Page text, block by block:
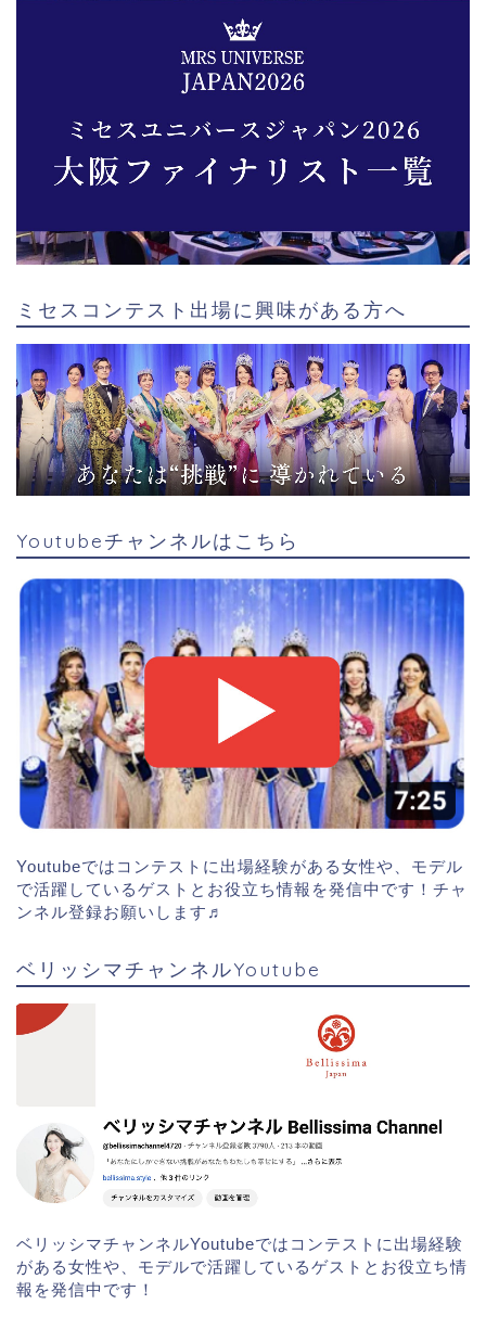
ミセスコンテスト出場に興味がある方へ
Youtubeチャンネルはこちら
Youtubeではコンテストに出場経験がある女性や、モデル
で活躍しているゲストとお役立ち情報を発信中です！チャ
ンネル登録お願いします♬
ベリッシマチャンネルYoutube
ベリッシマチャンネルYoutubeではコンテストに出場経験
がある女性や、モデルで活躍しているゲストとお役立ち情
報を発信中です！